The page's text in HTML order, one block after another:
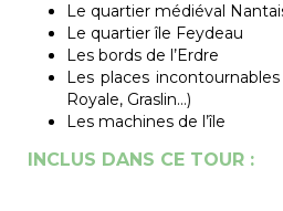
Le quartier médiéval
Le quartier île Feydeau
Les bords de l’Erdre
Les places
Royale, Graslin…)
Les machines de l’île
INCLUS DANS CE TOUR :